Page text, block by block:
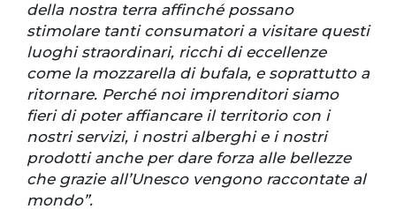
della nostra terra affinché possano
stimolare tanti consumatori a visitare questi
luoghi straordinari, ricchi di eccellenze
come la mozzarella di bufala, e soprattutto a
ritornare. Perché noi imprenditori siamo
fieri di poter affiancare il territorio con i
nostri servizi, i nostri alberghi e i nostri
prodotti anche per dare forza alle bellezze
che grazie all’Unesco vengono raccontate al
mondo”.